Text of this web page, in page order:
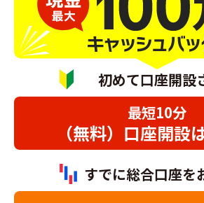
初めて口座開設
最短10分
（無料）口座開設
すでに総合口座を